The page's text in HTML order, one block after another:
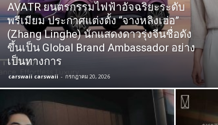
AVATR ยนตรกรรมไฟฟ้าอัจฉริยะระดับ
พรีเมียม ประกาศแต่งตั้ง “จางหลิงเฮ่อ”
(Zhang Linghe) นักแสดงดาวรุ่งจีนชื่อดัง
ขึ้นเป็น Global Brand Ambassador อย่าง
เป็นทางการ
carswaii carswaii - กรกฎาคม 20, 2026